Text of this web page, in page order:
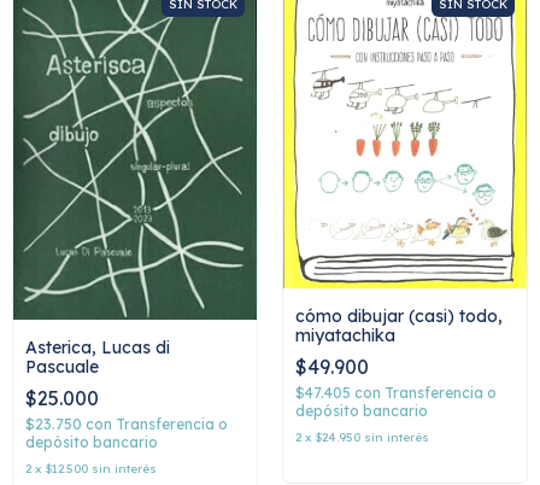
SIN STOCK
Asterica, Lucas di
Pascuale
$25.000
$23.750 con Transferencia o
depósito bancario
2 x $12.500 sin interés
SIN STOCK
cómo dibujar (casi) todo,
miyatachika
$49.900
$47.405 con Transferencia o
depósito bancario
2 x $24.950 sin interés